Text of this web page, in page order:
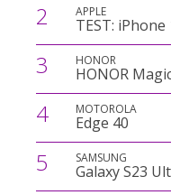
2 APPLE
TEST:
3 HONOR
HONOR
4 MOTOROLA
Edge 40
5 SAMSUNG
Galaxy S23